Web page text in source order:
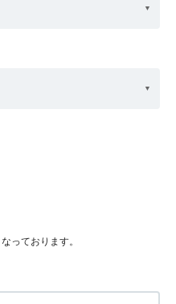
っております。